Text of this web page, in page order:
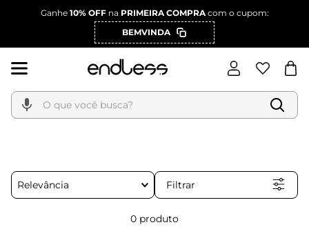
Ganhe 10% OFFna PRIMEIRA COMPRAcom o cupom:
BEMVINDA
O que você busca?
Relevância Filtrar
0 produto